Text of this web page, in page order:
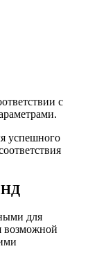
с
успешного
НД
для
возможной